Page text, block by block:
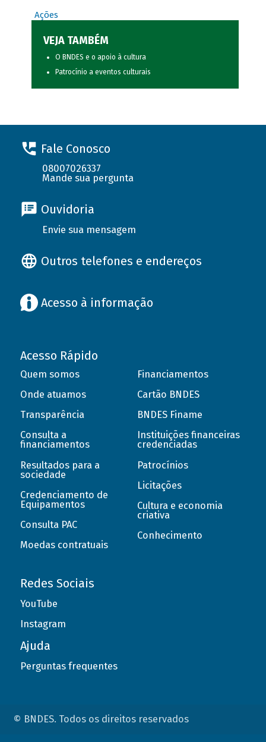
Ações
VEJA TAMBÉM
O BNDES e o apoio à cultura
Patrocínio a eventos culturais
Fale Conosco
08007026337
Mande sua pergunta
Ouvidoria
Envie sua mensagem
Outros telefones e endereços
Acesso à informação
Acesso Rápido
Quem somos
Onde atuamos
Transparência
Consulta a
financiamentos
Resultados para a
sociedade
Credenciamento de
Equipamentos
Consulta PAC
Moedas contratuais
Financiamentos
Cartão BNDES
BNDES Finame
Instituições financeiras
credenciadas
Patrocínios
Licitações
Cultura e economia
criativa
Conhecimento
Redes Sociais
YouTube
Instagram
Ajuda
Perguntas frequentes
© BNDES. Todos os direitos reservados